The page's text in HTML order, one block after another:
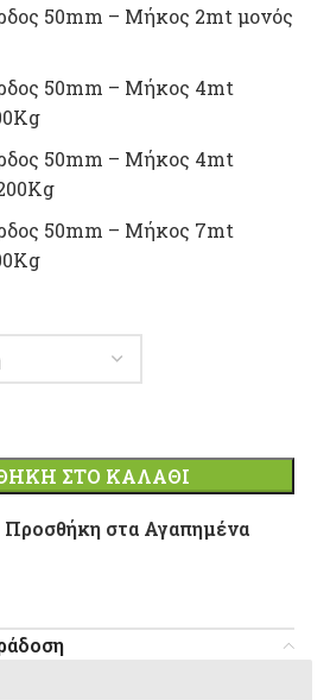
50mm – Mήκος 2mt μονός
50mm – Mήκος 4mt
50mm – Mήκος 4mt
50mm – Mήκος 7mt
ΣΤΟ ΚΑΛΆΘΙ
Προσθήκη στα Αγαπημένα